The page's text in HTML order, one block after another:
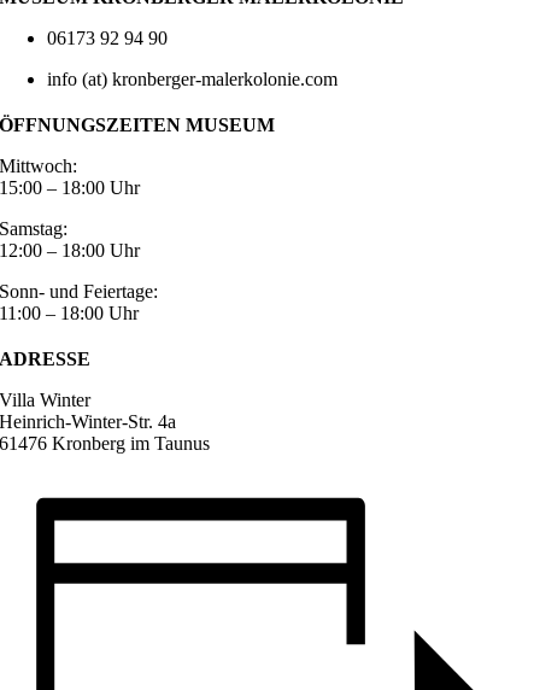
06173 92 94 90
info (at) kronberger-malerkolonie.com
ÖFFNUNGSZEITEN MUSEUM
Mittwoch:
15:00 – 18:00 Uhr
Samstag:
12:00 – 18:00 Uhr
Sonn- und Feiertage:
11:00 – 18:00 Uhr
ADRESSE
Villa Winter
Heinrich-Winter-Str. 4a
61476 Kronberg im Taunus